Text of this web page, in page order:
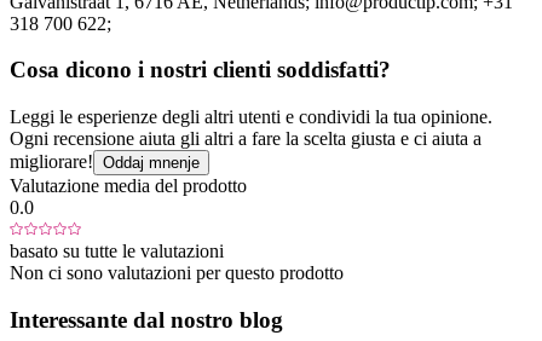
318 700 622;
Cosa dicono i nostri clienti soddisfatti?
Leggi le esperienze degli altri utenti e condividi la tua opinione.
Ogni recensione aiuta gli altri a fare la scelta giusta e ci aiuta a
migliorare! Oddaj mnenje
Valutazione media del prodotto
0.0
basato su tutte le valutazioni
Non ci sono valutazioni per questo prodotto
Interessante dal nostro blog